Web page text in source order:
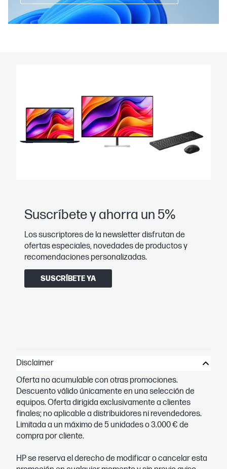
Suscríbete y ahorra un 5%
Los suscriptores de la newsletter disfrutan de
ofertas especiales, novedades de productos y
recomendaciones personalizadas.
SUSCRÍBETE YA
Disclaimer
Oferta no acumulable con otras promociones.
Descuento válido únicamente en una selección de
equipos. Oferta dirigida exclusivamente a clientes
finales; no aplicable a distribuidores ni revendedores.
Limitada a un máximo de 5 unidades o 3.000 € de
compra por cliente.
HP se reserva el derecho de modificar o cancelar esta